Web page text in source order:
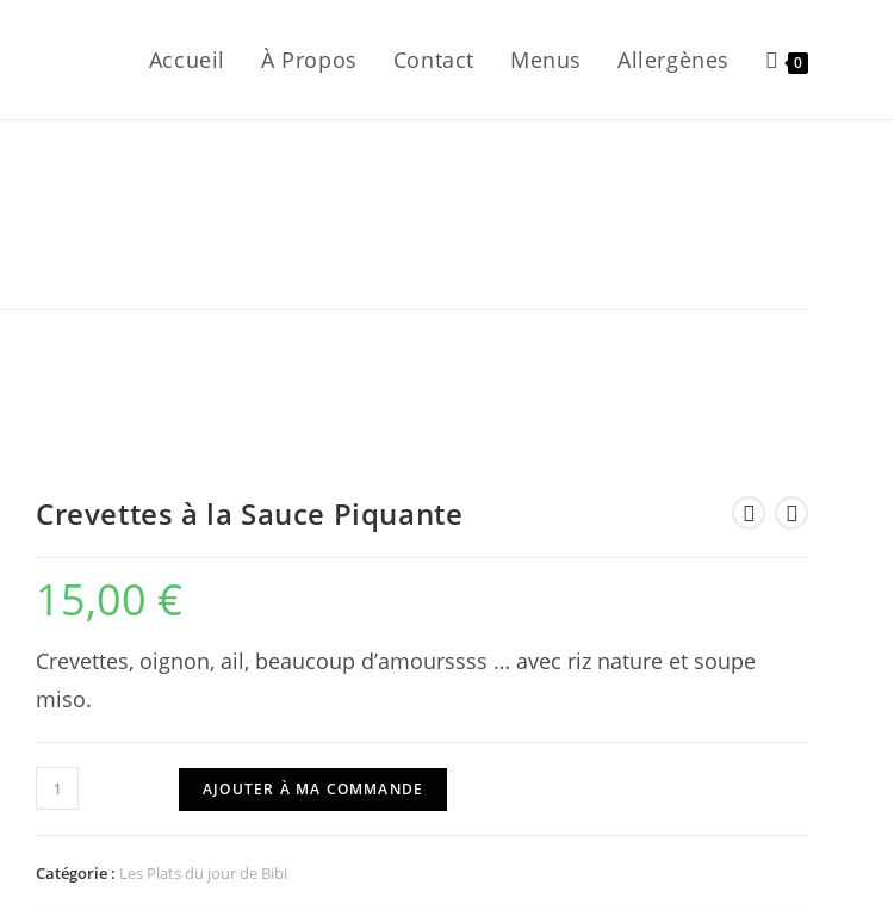
Accueil À Propos Contact Menus Allergènes 0
Crevettes à la Sauce Piquante
15,00 €
Crevettes, oignon, ail, beaucoup d’amourssss … avec riz nature et soupe
miso.
quantité
de
à
AJOUTER À MA COMMANDE
Catégorie : Les Plats du jour de Bibi